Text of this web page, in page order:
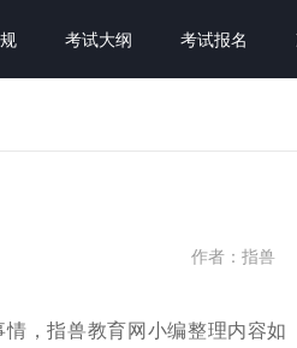
考试大纲 考试报名
作者：指兽
，指兽教育网小编整理内容如